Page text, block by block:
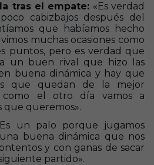
tras el empate: «Es verdad
cabizbajos después del
que habíamos hecho
muchas ocasiones como
puntos, pero es verdad que
un buen rival que hizo las
buena dinámica y hay que
que quedan de la mejor
como el otro día vamos a
que queremos».
un palo porque jugamos
buena dinámica que nos
y con ganas de sacar
partido».